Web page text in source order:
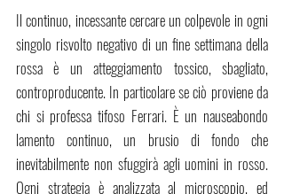
Il continuo, incessante cercare un colpevole in ogni
singolo risvolto negativo di un fine settimana della
rossa è un atteggiamento tossico, sbagliato,
controproducente. In particolare se ciò proviene da
chi si professa tifoso Ferrari. È un nauseabondo
lamento continuo, un brusio di fondo che
inevitabilmente non sfuggirà agli uomini in rosso.
Ogni strategia è analizzata al microscopio, ed